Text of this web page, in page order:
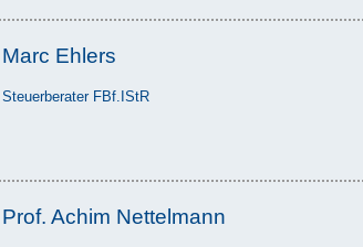
Marc Ehlers
Steuerberater FBf.IStR
Prof. Achim Nettelmann